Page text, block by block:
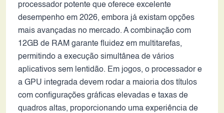
processador potente que oferece excelente
desempenho em 2026, embora já existam opções
mais avançadas no mercado. A combinação com
12GB de RAM garante fluidez em multitarefas,
permitindo a execução simultânea de vários
aplicativos sem lentidão. Em jogos, o processador e
a GPU integrada devem rodar a maioria dos títulos
com configurações gráficas elevadas e taxas de
quadros altas, proporcionando uma experiência de